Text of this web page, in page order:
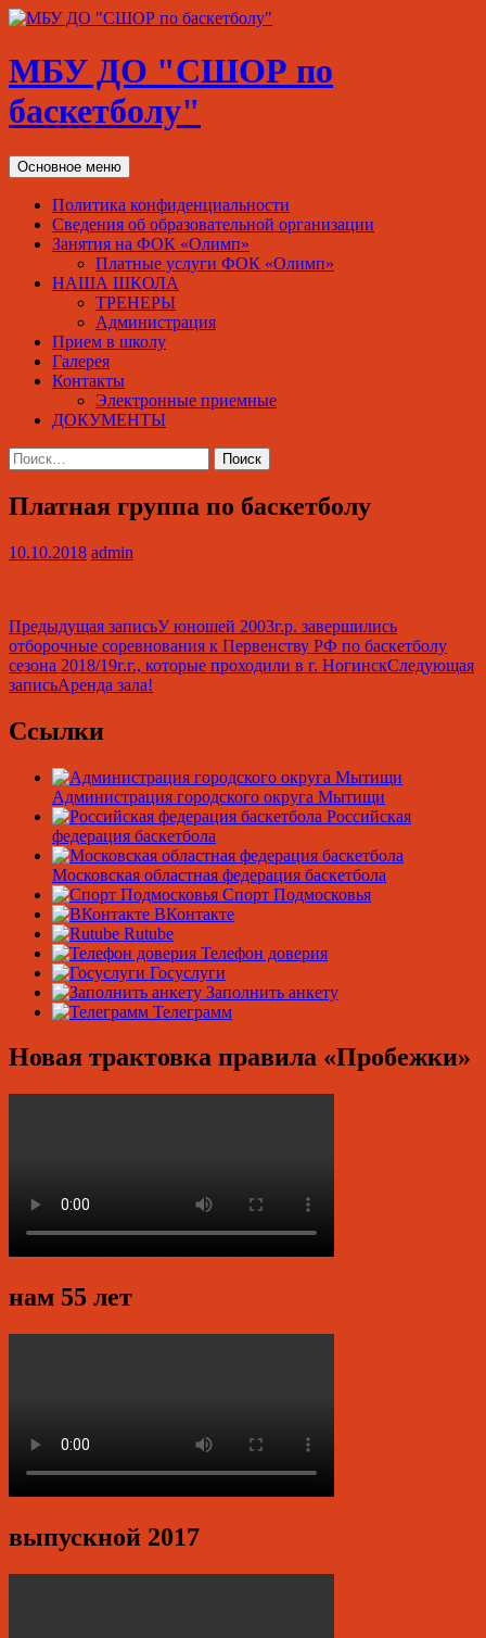
МБУ ДО "СШОР по
баскетболу"
Поиск
Основное меню Перейти
к
содержимому
Политика конфиденциальности
Сведения об образовательной организации
Занятия на ФОК «Олимп»
Платные услуги ФОК «Олимп»
НАША ШКОЛА
ТРЕНЕРЫ
Администрация
Прием в школу
Галерея
Контакты
Электронные приемные
ДОКУМЕНТЫ
Найти:
Платная группа по баскетболу
10.10.2018 admin
Навигация
по
записям
Предыдущая записьУ юношей 2003г.р. завершились
отборочные соревнования к Первенству РФ по баскетболу
сезона 2018/19г.г., которые проходили в г. НогинскСледующая
записьАренда зала!
Ссылки
Администрация городского округа Мытищи
Российская
федерация баскетбола
Московская областная федерация баскетбола
Спорт Подмосковья
ВКонтакте
Rutube
Телефон доверия
Госуслуги
Заполнить анкету
Телеграмм
Новая трактовка правила «Пробежки»
нам 55 лет
выпускной 2017